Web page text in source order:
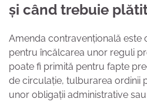
și când trebuie
Amenda contravențională este
pentru încălcarea unor reguli
poate fi primită pentru fapte
de circulație, tulburarea ordinii
unor obligații administrative